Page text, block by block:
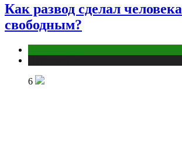
Как развод сделал человека
свободным?
6